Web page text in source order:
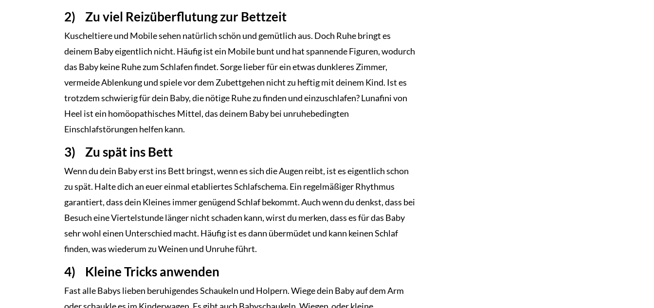
2) Zu viel Reizüberflutung zur Bettzeit
Kuscheltiere und Mobile sehen natürlich schön und gemütlich aus. Doch Ruhe bringt es
deinem Baby eigentlich nicht. Häufig ist ein Mobile bunt und hat spannende Figuren, wodurch
das Baby keine Ruhe zum Schlafen findet. Sorge lieber für ein etwas dunkleres Zimmer,
vermeide Ablenkung und spiele vor dem Zubettgehen nicht zu heftig mit deinem Kind. Ist es
trotzdem schwierig für dein Baby, die nötige Ruhe zu finden und einzuschlafen? Lunafini von
Heel ist ein homöopathisches Mittel, das deinem Baby bei unruhebedingten
Einschlafstörungen helfen kann.
3) Zu spät ins Bett
Wenn du dein Baby erst ins Bett bringst, wenn es sich die Augen reibt, ist es eigentlich schon
zu spät. Halte dich an euer einmal etabliertes Schlafschema. Ein regelmäßiger Rhythmus
garantiert, dass dein Kleines immer genügend Schlaf bekommt. Auch wenn du denkst, dass bei
Besuch eine Viertelstunde länger nicht schaden kann, wirst du merken, dass es für das Baby
sehr wohl einen Unterschied macht. Häufig ist es dann übermüdet und kann keinen Schlaf
finden, was wiederum zu Weinen und Unruhe führt.
4) Kleine Tricks anwenden
Fast alle Babys lieben beruhigendes Schaukeln und Holpern. Wiege dein Baby auf dem Arm